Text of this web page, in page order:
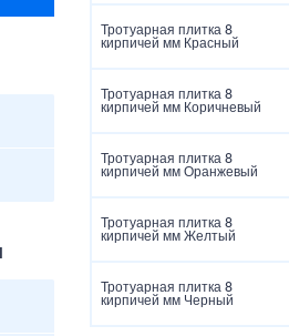
Тротуарная плитка 8
кирпичей мм Красный
Тротуарная плитка 8
кирпичей мм Коричневый
Тротуарная плитка 8
кирпичей мм Оранжевый
Тротуарная плитка 8
кирпичей мм Желтый
Тротуарная плитка 8
кирпичей мм Черный